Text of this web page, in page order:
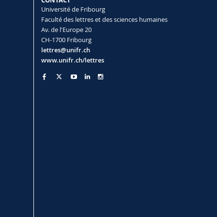
Université de Fribourg
Faculté des lettres et des sciences humaines
Av. de l'Europe 20
CH-1700 Fribourg
lettres@unifr.ch
www.unifr.ch/lettres